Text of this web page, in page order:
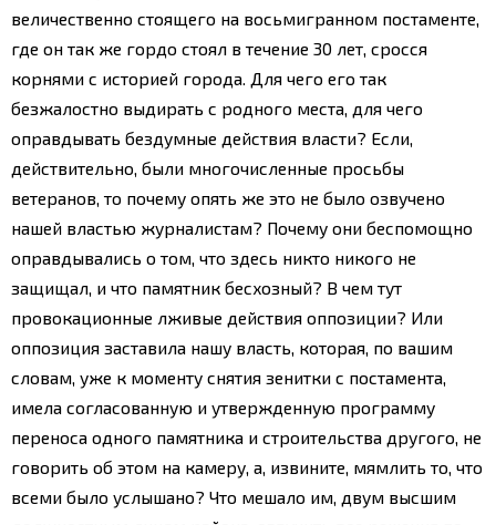
величественно стоящего на восьмигранном постаменте,
где он так же гордо стоял в течение 30 лет, сросся
корнями с историей города. Для чего его так
безжалостно выдирать с родного места, для чего
оправдывать бездумные действия власти? Если,
действительно, были многочисленные просьбы
ветеранов, то почему опять же это не было озвучено
нашей властью журналистам? Почему они беспомощно
оправдывались о том, что здесь никто никого не
защищал, и что памятник бесхозный? В чем тут
провокационные лживые действия оппозиции? Или
оппозиция заставила нашу власть, которая, по вашим
словам, уже к моменту снятия зенитки с постамента,
имела согласованную и утвержденную программу
переноса одного памятника и строительства другого, не
говорить об этом на камеру, а, извините, мямлить то, что
всеми было услышано? Что мешало им, двум высшим